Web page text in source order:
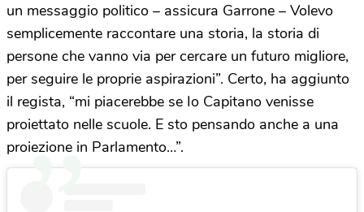
un messaggio politico – assicura Garrone – Volevo
semplicemente raccontare una storia, la storia di
persone che vanno via per cercare un futuro migliore,
per seguire le proprie aspirazioni”. Certo, ha aggiunto
il regista, “mi piacerebbe se Io Capitano venisse
proiettato nelle scuole. E sto pensando anche a una
proiezione in Parlamento…”.